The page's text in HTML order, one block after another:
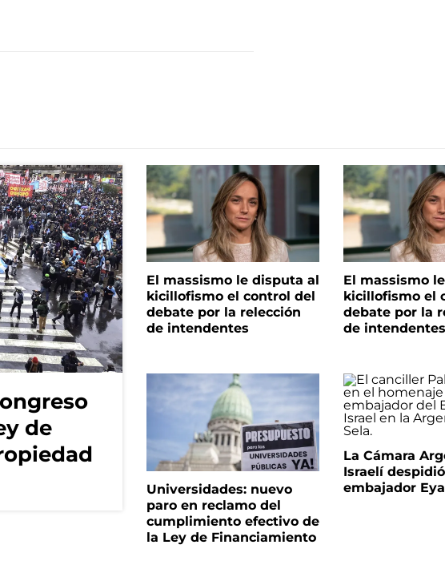
de
El massismo le disputa al
kicillofismo el control del
debate por la relección
de intendentes
El massismo
kicillofismo el
debate por la
de intendentes
Universidades: nuevo
paro en reclamo del
cumplimiento efectivo de
la Ley de Financiamiento
La Cámara
Israelí
embajador